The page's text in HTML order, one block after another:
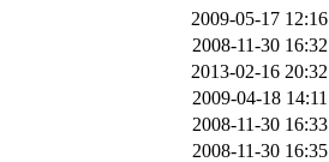
2009-05-17 12:16
2008-11-30 16:32
2013-02-16 20:32
2009-04-18 14:11
2008-11-30 16:33
2008-11-30 16:35